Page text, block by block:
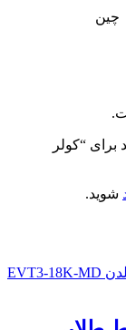
چین
برای “کولر
شوید.